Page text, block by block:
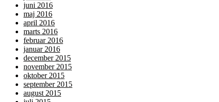
juni 2016
maj 2016
april 2016
marts 2016
februar 2016
januar 2016
december 2015
november 2015
oktober 2015
september 2015
august 2015